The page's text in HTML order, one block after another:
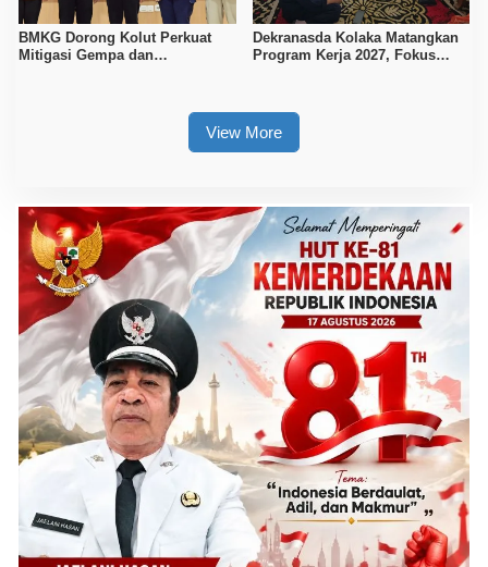
BMKG Dorong Kolut Perkuat
Mitigasi Gempa dan
Dekranasda Kolaka Matangkan
Program Kerja 2027, Fokus
View More